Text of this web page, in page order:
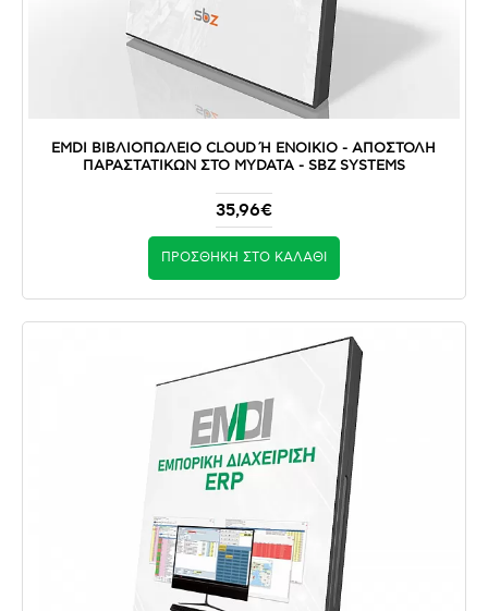
EMDI ΒΙΒΛΙΟΠΩΛΕΙΟ CLOUD Ή ΕΝΟΙΚΙΟ - ΑΠΟΣΤΟΛΉ Π
ΑΡΑΣΤΑΤΙΚΏΝ ΣΤΟ MYDATA - SBZ SYSTEMS
35,96€
ΠΡΟΣΘΉΚΗ ΣΤΟ ΚΑΛΆΘΙ